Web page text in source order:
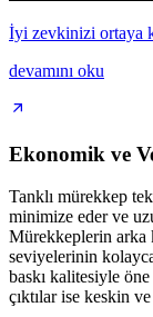
İyi zevkinizi ortaya
devamını oku
Ekonomik ve
Tanklı mürekkep
minimize eder ve
Mürekkeplerin arka
seviyelerinin
baskı kalitesiyle
çıktılar ise keskin ve